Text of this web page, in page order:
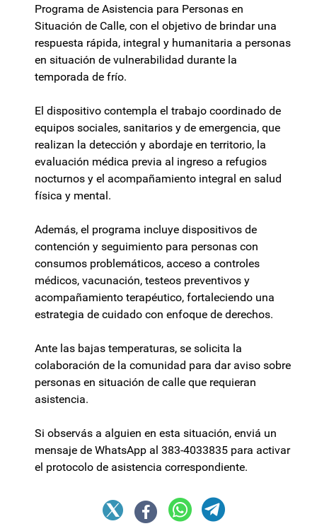
Programa de Asistencia para Personas en
Situación de Calle, con el objetivo de brindar una
respuesta rápida, integral y humanitaria a personas
en situación de vulnerabilidad durante la
temporada de frío.
El dispositivo contempla el trabajo coordinado de
equipos sociales, sanitarios y de emergencia, que
realizan la detección y abordaje en territorio, la
evaluación médica previa al ingreso a refugios
nocturnos y el acompañamiento integral en salud
física y mental.
Además, el programa incluye dispositivos de
contención y seguimiento para personas con
consumos problemáticos, acceso a controles
médicos, vacunación, testeos preventivos y
acompañamiento terapéutico, fortaleciendo una
estrategia de cuidado con enfoque de derechos.
Ante las bajas temperaturas, se solicita la
colaboración de la comunidad para dar aviso sobre
personas en situación de calle que requieran
asistencia.
Si observás a alguien en esta situación, enviá un
mensaje de WhatsApp al 383-4033835 para activar
el protocolo de asistencia correspondiente.